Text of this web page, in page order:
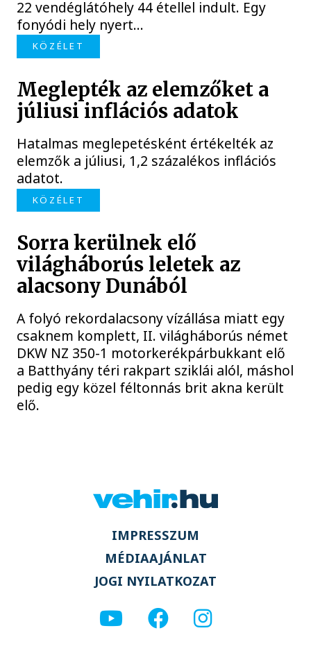
22 vendéglátóhely 44 étellel indult. Egy
fonyódi hely nyert...
KÖZÉLET
Meglepték az elemzőket a
júliusi inflációs adatok
Hatalmas meglepetésként értékelték az
elemzők a júliusi, 1,2 százalékos inflációs
adatot.
KÖZÉLET
Sorra kerülnek elő
világháborús leletek az
alacsony Dunából
A folyó rekordalacsony vízállása miatt egy
csaknem komplett, II. világháborús német
DKW NZ 350-1 motorkerékpárbukkant elő
a Batthyány téri rakpart sziklái alól, máshol
pedig egy közel féltonnás brit akna került
elő.
IMPRESSZUM
MÉDIAAJÁNLAT
JOGI NYILATKOZAT